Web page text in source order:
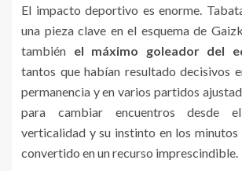
El impacto deportivo es enorme.
una pieza clave en el esquema de
también el máximo goleador del
tantos que habían resultado decisivos
permanencia y en varios partidos
para cambiar encuentros desde
verticalidad y su instinto en los minutos
convertido en un recurso imprescindible.